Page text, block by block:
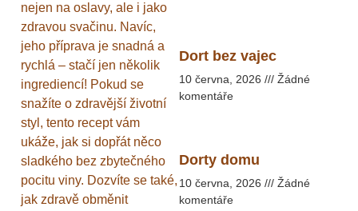
nejen na oslavy, ale i jako
zdravou svačinu. Navíc,
jeho příprava je snadná a
rychlá – stačí jen několik
ingrediencí! Pokud se
snažíte o zdravější životní
styl, tento recept vám
ukáže, jak si dopřát něco
sladkého bez zbytečného
pocitu viny. Dozvíte se také,
jak zdravě obměnit
Dort bez vajec
10 června, 2026
Žádné
komentáře
Dorty domu
10 června, 2026
Žádné
komentáře